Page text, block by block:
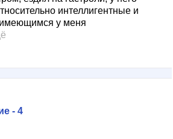
интеллигентные и
у меня
- 4